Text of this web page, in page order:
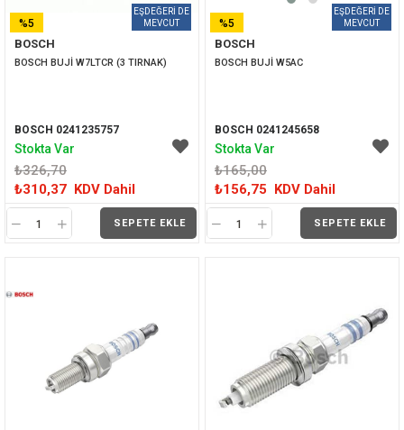
BOSCH
BOSCH BUJİ W7LTCR (3 TIRNAK)
BOSCH 0241235757
₺326,70
₺310,37 KDV Dahil
SEPETE EKLE
%5
İNDIRIM
Stokta Var
BOSCH
BOSCH BUJİ W5AC
BOSCH 0241245658
₺165,00
₺156,75 KDV Dahil
SEPETE EKLE
%5
İNDIRIM
Stokta Var